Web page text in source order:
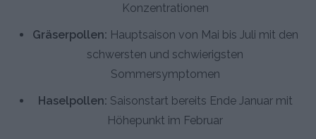
Konzentrationen
Gräserpollen: Hauptsaison von Mai bis Juli mit den
schwersten und schwierigsten
Sommersymptomen
Haselpollen: Saisonstart bereits Ende Januar mit
Höhepunkt im Februar